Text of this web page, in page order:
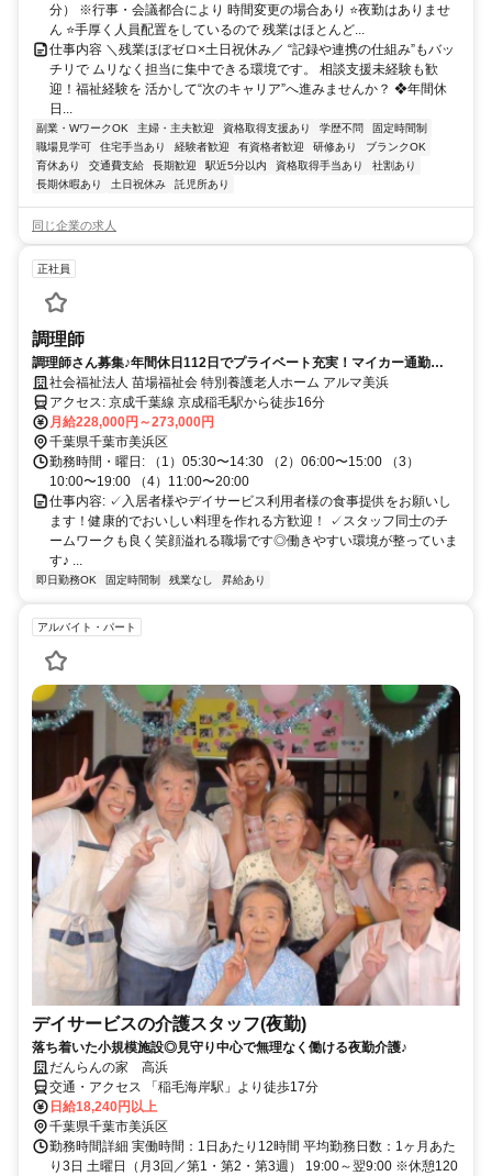
分） ※行事・会議都合により 時間変更の場合あり ⭐夜勤はありませ
ん ⭐手厚く人員配置をしているので 残業はほとんど...
仕事内容 ＼残業ほぼゼロ×土日祝休み／ “記録や連携の仕組み”もバッ
チリで ムリなく担当に集中できる環境です。 相談支援未経験も歓
迎！福祉経験を 活かして“次のキャリア”へ進みませんか？ ❖年間休
日...
副業・WワークOK 主婦・主夫歓迎 資格取得支援あり 学歴不問
固定時間制
職場見学可
住宅手当あり 経験者歓迎 有資格者歓迎 研修あり
ブランクOK
育休あり
交通費支給 長期歓迎 駅近5分以内 資格取得手当あり
社割あり
長期休暇あり
土日祝休み 託児所あり
同じ企業の求人
正社員
調理師
調理師さん募集♪年間休日112日でプライベート充実！マイカー通勤
OK◎経験を活かして働ける職場でキャリアアップも目指せます★
社会福祉法人 苗場福祉会 特別養護老人ホーム アルマ美浜
アクセス: 京成千葉線 京成稲毛駅から徒歩16分
月給228,000円～273,000円
千葉県千葉市美浜区
勤務時間・曜日: （1）05:30〜14:30 （2）06:00〜15:00 （3）
10:00〜19:00 （4）11:00〜20:00
仕事内容: ✓入居者様やデイサービス利用者様の食事提供をお願いし
ます！健康的でおいしい料理を作れる方歓迎！ ✓スタッフ同士のチ
ームワークも良く笑顔溢れる職場です◎働きやすい環境が整っていま
す♪ ...
即日勤務OK 固定時間制 残業なし 昇給あり
アルバイト・パート
デイサービスの介護スタッフ(夜勤)
落ち着いた小規模施設◎見守り中心で無理なく働ける夜勤介護♪
だんらんの家 高浜
交通・アクセス 「稲毛海岸駅」より徒歩17分
日給18,240円以上
千葉県千葉市美浜区
勤務時間詳細 実働時間：1日あたり12時間 平均勤務日数：1ヶ月あた
り3日 土曜日（月3回／第1・第2・第3週） 19:00～翌9:00 ※休憩120